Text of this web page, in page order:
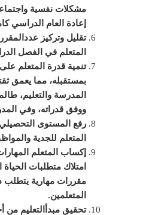
مشكلات نفسية
إعادة العام الدراسي
تقليل وتركيز عدد
المتعلم في الفصل
تنمية قدرة المتعلم
بمستقبله، مما يعمق
المدرسة والتعليم،
ووفق قدراته، وفي
رفع المستوى
المتعلم للجدية
إكساب المتعلم
امتلاك متطلبات
مقررات مهارية يتطلب
المتعلمين.
تحقيق مبدأ
التعليم من